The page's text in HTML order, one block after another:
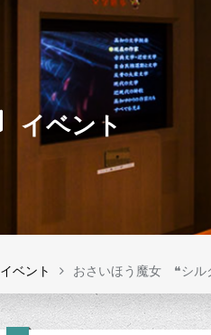
イベント
イベント おさいほう魔女 ❝シル